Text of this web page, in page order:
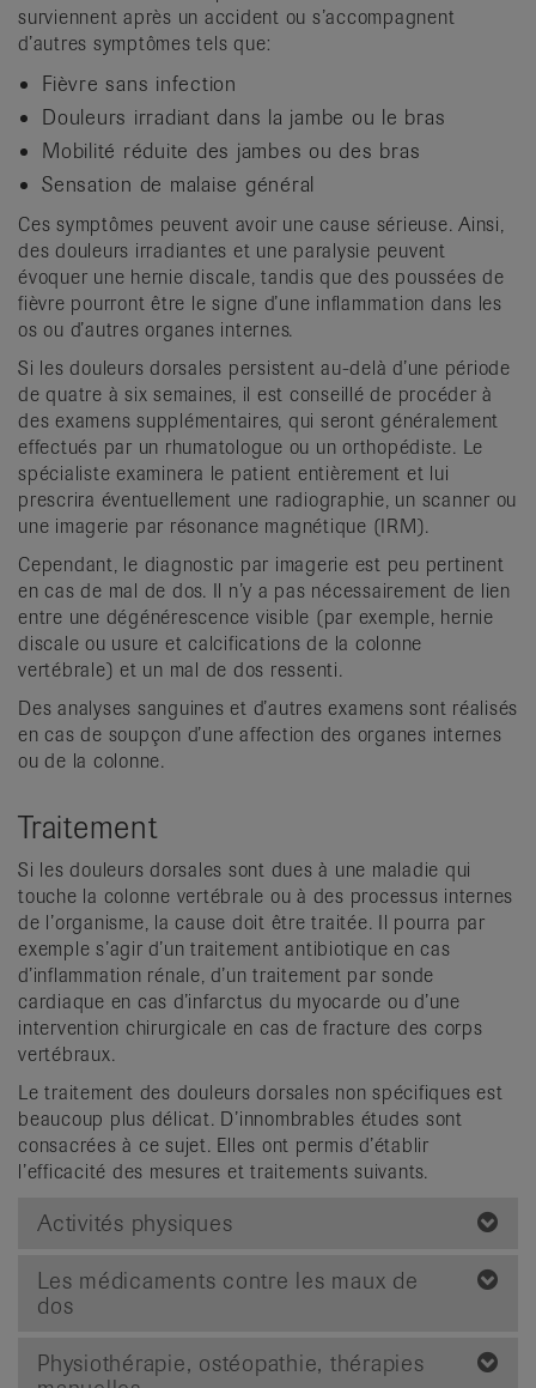
surviennent après un accident ou s’accompagnent
d’autres symptômes tels que:
Fièvre sans infection
Douleurs irradiant dans la jambe ou le bras
Mobilité réduite des jambes ou des bras
Sensation de malaise général
Ces symptômes peuvent avoir une cause sérieuse. Ainsi,
des douleurs irradiantes et une paralysie peuvent
évoquer une hernie discale, tandis que des poussées de
fièvre pourront être le signe d’une inflammation dans les
os ou d’autres organes internes.
Si les douleurs dorsales persistent au-delà d’une période
de quatre à six semaines, il est conseillé de procéder à
des examens supplémentaires, qui seront généralement
effectués par un rhumatologue ou un orthopédiste. Le
spécialiste examinera le patient entièrement et lui
prescrira éventuellement une radiographie, un scanner ou
une imagerie par résonance magnétique (IRM).
Cependant, le diagnostic par imagerie est peu pertinent
en cas de mal de dos. Il n’y a pas nécessairement de lien
entre une dégénérescence visible (par exemple, hernie
discale ou usure et calcifications de la colonne
vertébrale) et un mal de dos ressenti.
Des analyses sanguines et d’autres examens sont réalisés
en cas de soupçon d’une affection des organes internes
ou de la colonne.
Traitement
Si les douleurs dorsales sont dues à une maladie qui
touche la colonne vertébrale ou à des processus internes
de l’organisme, la cause doit être traitée. Il pourra par
exemple s’agir d’un traitement antibiotique en cas
d’inflammation rénale, d’un traitement par sonde
cardiaque en cas d’infarctus du myocarde ou d’une
intervention chirurgicale en cas de fracture des corps
vertébraux.
Le traitement des douleurs dorsales non spécifiques est
beaucoup plus délicat. D’innombrables études sont
consacrées à ce sujet. Elles ont permis d’établir
l’efficacité des mesures et traitements suivants.
Activités physiques
Les médicaments contre les maux de
dos
Physiothérapie, ostéopathie, thérapies